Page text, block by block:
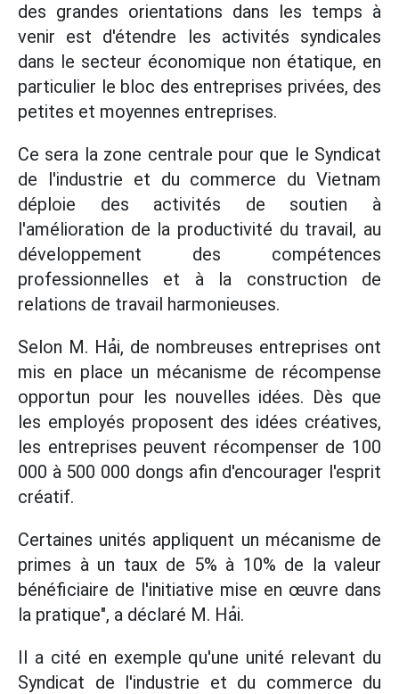
des grandes orientations dans les temps à
venir est d'étendre les activités syndicales
dans le secteur économique non étatique, en
particulier le bloc des entreprises privées, des
petites et moyennes entreprises.
Ce sera la zone centrale pour que le Syndicat
de l'industrie et du commerce du Vietnam
déploie des activités de soutien à
l'amélioration de la productivité du travail, au
développement des compétences
professionnelles et à la construction de
relations de travail harmonieuses.
Selon M. Hải, de nombreuses entreprises ont
mis en place un mécanisme de récompense
opportun pour les nouvelles idées. Dès que
les employés proposent des idées créatives,
les entreprises peuvent récompenser de 100
000 à 500 000 dongs afin d'encourager l'esprit
créatif.
Certaines unités appliquent un mécanisme de
primes à un taux de 5% à 10% de la valeur
bénéficiaire de l'initiative mise en œuvre dans
la pratique", a déclaré M. Hải.
Il a cité en exemple qu'une unité relevant du
Syndicat de l'industrie et du commerce du